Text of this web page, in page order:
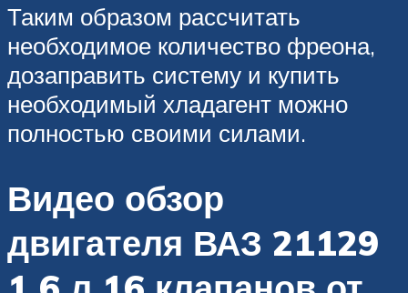
Таким образом рассчитать
необходимое количество фреона,
дозаправить систему и купить
необходимый хладагент можно
полностью своими силами.
Видео обзор
двигателя ВАЗ 21129